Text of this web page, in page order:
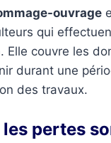
ouvrage
qui
Elle couvre les
durant une
des travaux.
les pertes